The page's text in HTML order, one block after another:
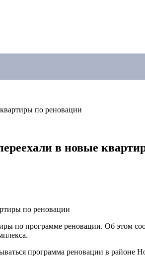
по реновации
в новые
по программе реновации. Об этом
программа реновации в